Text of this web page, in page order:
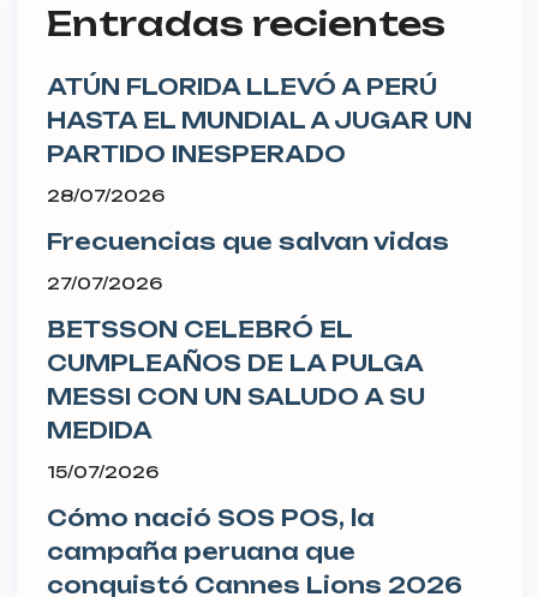
Entradas recientes
ATÚN FLORIDA LLEVÓ A PERÚ
HASTA EL MUNDIAL A JUGAR UN
PARTIDO INESPERADO
28/07/2026
Frecuencias que salvan vidas
27/07/2026
BETSSON CELEBRÓ EL
CUMPLEAÑOS DE LA PULGA
MESSI CON UN SALUDO A SU
MEDIDA
15/07/2026
Cómo nació SOS POS, la
campaña peruana que
conquistó Cannes Lions 2026